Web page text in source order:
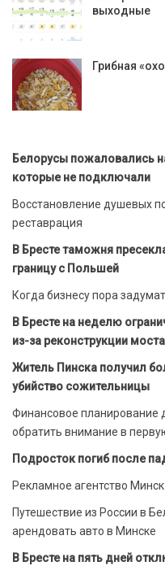
выходные
Грибная
Белорусы пожаловались
которые не подключали
Восстановление душевых
реставрация
В Бресте таможня
границу с Польшей
Когда бизнесу пора
В Бресте на неделю
из-за реконструкции моста
Житель Пинска получил
убийство сожительницы
Финансовое планирование
обратить внимание в
Подросток погиб после
Рекламное агентство
Путешествие из России в
арендовать авто в Минске
В Бресте на пять дней